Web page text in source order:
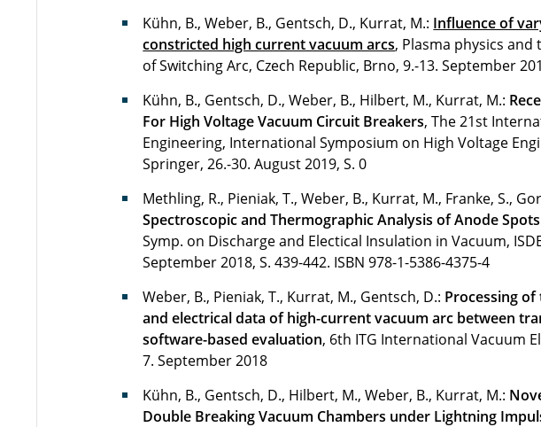
Kühn, B., Weber, B., Gentsch, D., Kurrat, M.: Influence of
constricted high current vacuum arcs, Plasma physics
of Switching Arc, Czech Republic, Brno, 9.-13. September
Kühn, B., Gentsch, D., Weber, B., Hilbert, M., Kurrat, M.:
For High Voltage Vacuum Circuit Breakers, The 21st
Engineering, International Symposium on High Voltage
Springer, 26.-30. August 2019, S. 0
Methling, R., Pieniak, T., Weber, B., Kurrat, M., Franke, S.,
Spectroscopic and Thermographic Analysis of Anode
Symp. on Discharge and Electical Insulation in Vacuum,
September 2018, S. 439-442. ISBN 978-1-5386-4375-4
Weber, B., Pieniak, T., Kurrat, M., Gentsch, D.: Processing
and electrical data of high-current vacuum arc between
software-based evaluation, 6th ITG International Vacuum
7. September 2018
Kühn, B., Gentsch, D., Hilbert, M., Weber, B., Kurrat, M.:
Double Breaking Vacuum Chambers under Lightning